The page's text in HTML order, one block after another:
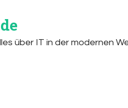
über IT in der modernen